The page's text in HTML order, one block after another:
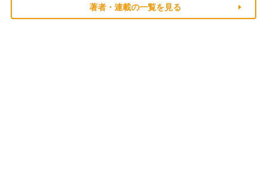
著者・連載の一覧を見る